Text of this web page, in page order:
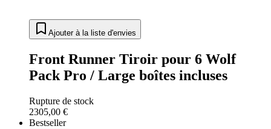
Ajouter à la liste d'envies
Front Runner Tiroir pour 6 Wolf
Pack Pro / Large boîtes incluses
Rupture de stock
2305,00 €
Bestseller